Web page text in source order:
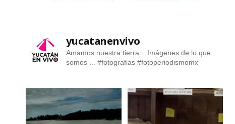
yucatanenvivo
Amamos nuestra tierra... Imágenes de lo que
somos ... #fotografias #fotoperiodismomx